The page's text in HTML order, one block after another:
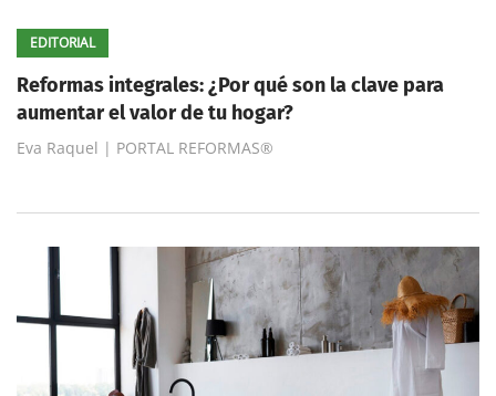
EDITORIAL
Reformas integrales: ¿Por qué son la clave para
aumentar el valor de tu hogar?
Eva Raquel | PORTAL REFORMAS®